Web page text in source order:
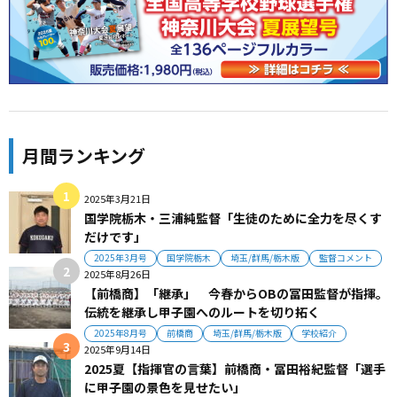
月間ランキング
2025年3月21日
国学院栃木・三浦純監督「生徒のために全力を尽くす
だけです」
2025年3月号 国学院栃木 埼玉/群馬/栃木版 監督コメント
2025年8月26日
【前橋商】「継承」 今春からOBの冨田監督が指揮。
伝統を継承し甲子園へのルートを切り拓く
2025年8月号 前橋商 埼玉/群馬/栃木版 学校紹介
2025年9月14日
2025夏【指揮官の言葉】前橋商・冨田裕紀監督「選手
に甲子園の景色を見せたい」